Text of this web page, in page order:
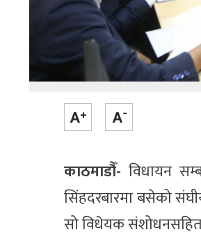
काठमाडौँ- विधायन
सिंहदरबारमा बसेको
सो विधेयक संशोधनसहित